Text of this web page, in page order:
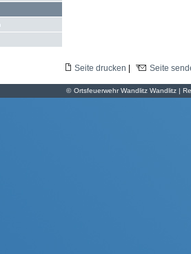
Seite drucken Seite
© Ortsfeuerwehr Wandlitz Wandlitz |